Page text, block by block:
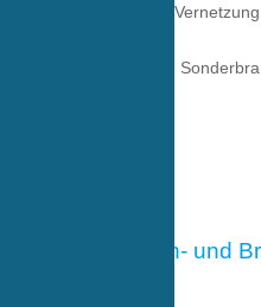
Möglichkeit zur
Anbringung von
Rauch- und